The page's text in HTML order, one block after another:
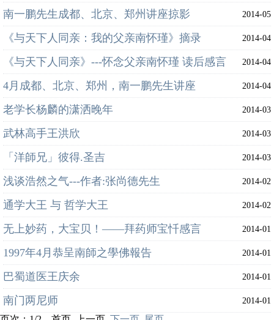
南一鹏先生成都、北京、郑州讲座掠影 2014-05
《与天下人同亲：我的父亲南怀瑾》摘录 2014-04
《与天下人同亲》---怀念父亲南怀瑾 读后感言 2014-04
4月成都、北京、郑州，南一鹏先生讲座 2014-04
老学长杨麟的潇洒晚年 2014-03
武林高手王洪欣 2014-03
「洋師兄」彼得.圣吉 2014-03
浅谈浩然之气---作者:张尚德先生 2014-02
通学大王 与 哲学大王 2014-02
无上妙药，大宝贝！——拜药师宝忏感言 2014-01
1997年4月恭呈南師之學佛報告 2014-01
巴蜀道医王庆余 2014-01
南门两尼师 2014-01